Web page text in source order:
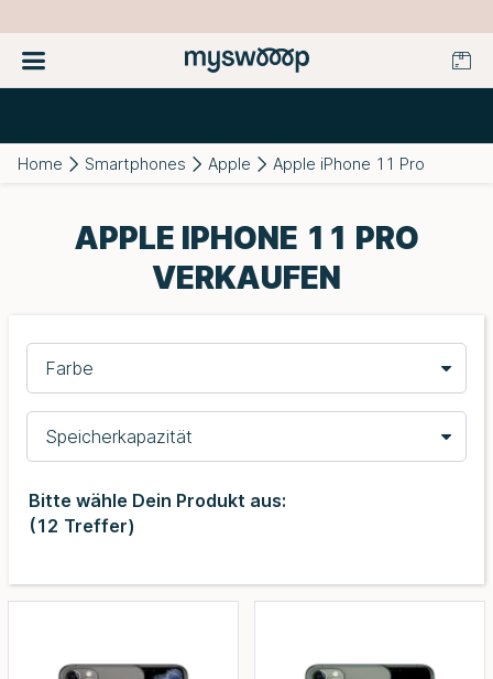
Home Smartphones Apple Apple iPhone 11 Pro
APPLE IPHONE 11 PRO
VERKAUFEN
Farbe
Speicherkapazität
Bitte wähle Dein Produkt aus:
(12 Treffer)